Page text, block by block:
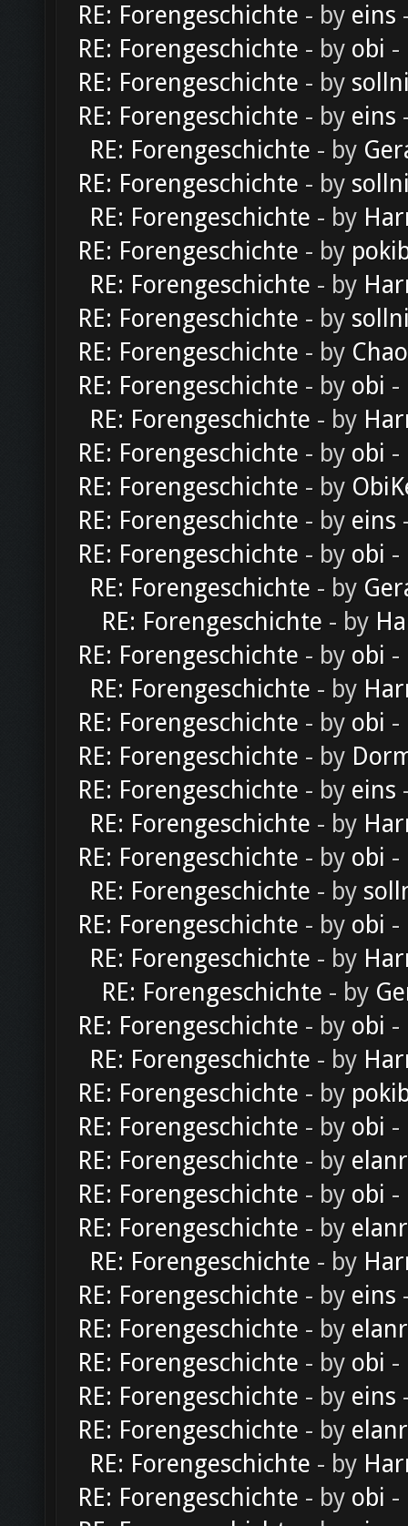
RE: Forengeschichte - by eins
RE: Forengeschichte - by obi -
RE: Forengeschichte - by
RE: Forengeschichte - by eins
RE: Forengeschichte - by
RE: Forengeschichte - by
RE: Forengeschichte - by
RE: Forengeschichte - by
RE: Forengeschichte - by
RE: Forengeschichte - by
RE: Forengeschichte - by
RE: Forengeschichte - by obi -
RE: Forengeschichte - by
RE: Forengeschichte - by obi -
RE: Forengeschichte - by
RE: Forengeschichte - by eins
RE: Forengeschichte - by obi -
RE: Forengeschichte - by
RE: Forengeschichte - by
RE: Forengeschichte - by obi -
RE: Forengeschichte - by
RE: Forengeschichte - by obi -
RE: Forengeschichte - by
RE: Forengeschichte - by eins
RE: Forengeschichte - by
RE: Forengeschichte - by obi -
RE: Forengeschichte - by
RE: Forengeschichte - by obi -
RE: Forengeschichte - by
RE: Forengeschichte - by
RE: Forengeschichte - by obi -
RE: Forengeschichte - by
RE: Forengeschichte - by
RE: Forengeschichte - by obi -
RE: Forengeschichte - by
RE: Forengeschichte - by obi -
RE: Forengeschichte - by
RE: Forengeschichte - by
RE: Forengeschichte - by eins
RE: Forengeschichte - by
RE: Forengeschichte - by obi -
RE: Forengeschichte - by eins
RE: Forengeschichte - by
RE: Forengeschichte - by
RE: Forengeschichte - by obi -